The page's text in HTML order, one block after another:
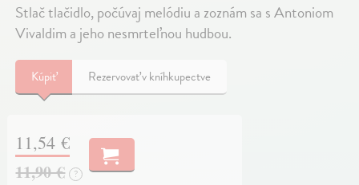
Stlač tlačidlo, počúvaj melódiu a zoznám sa s Antoniom
Vivaldim a jeho nesmrteľnou hudbou.
Kúpiť Rezervovať v kníhkupectve
11,54 €
11,90 €
?